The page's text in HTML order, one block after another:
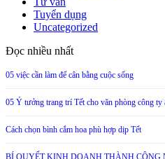
Tuyển dụng
Uncategorized
Đọc nhiều nhất
05 việc cần làm để cân bằng cuộc sống
05 Ý tưởng trang trí Tết cho văn phòng công ty
Cách chọn bình cắm hoa phù hợp dịp Tết
BÍ QUYẾT KINH DOANH THÀNH